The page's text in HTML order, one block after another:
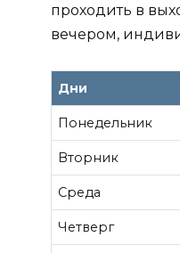
проходить в
вечером,
Дни
Понедельник
Вторник
Среда
Четверг